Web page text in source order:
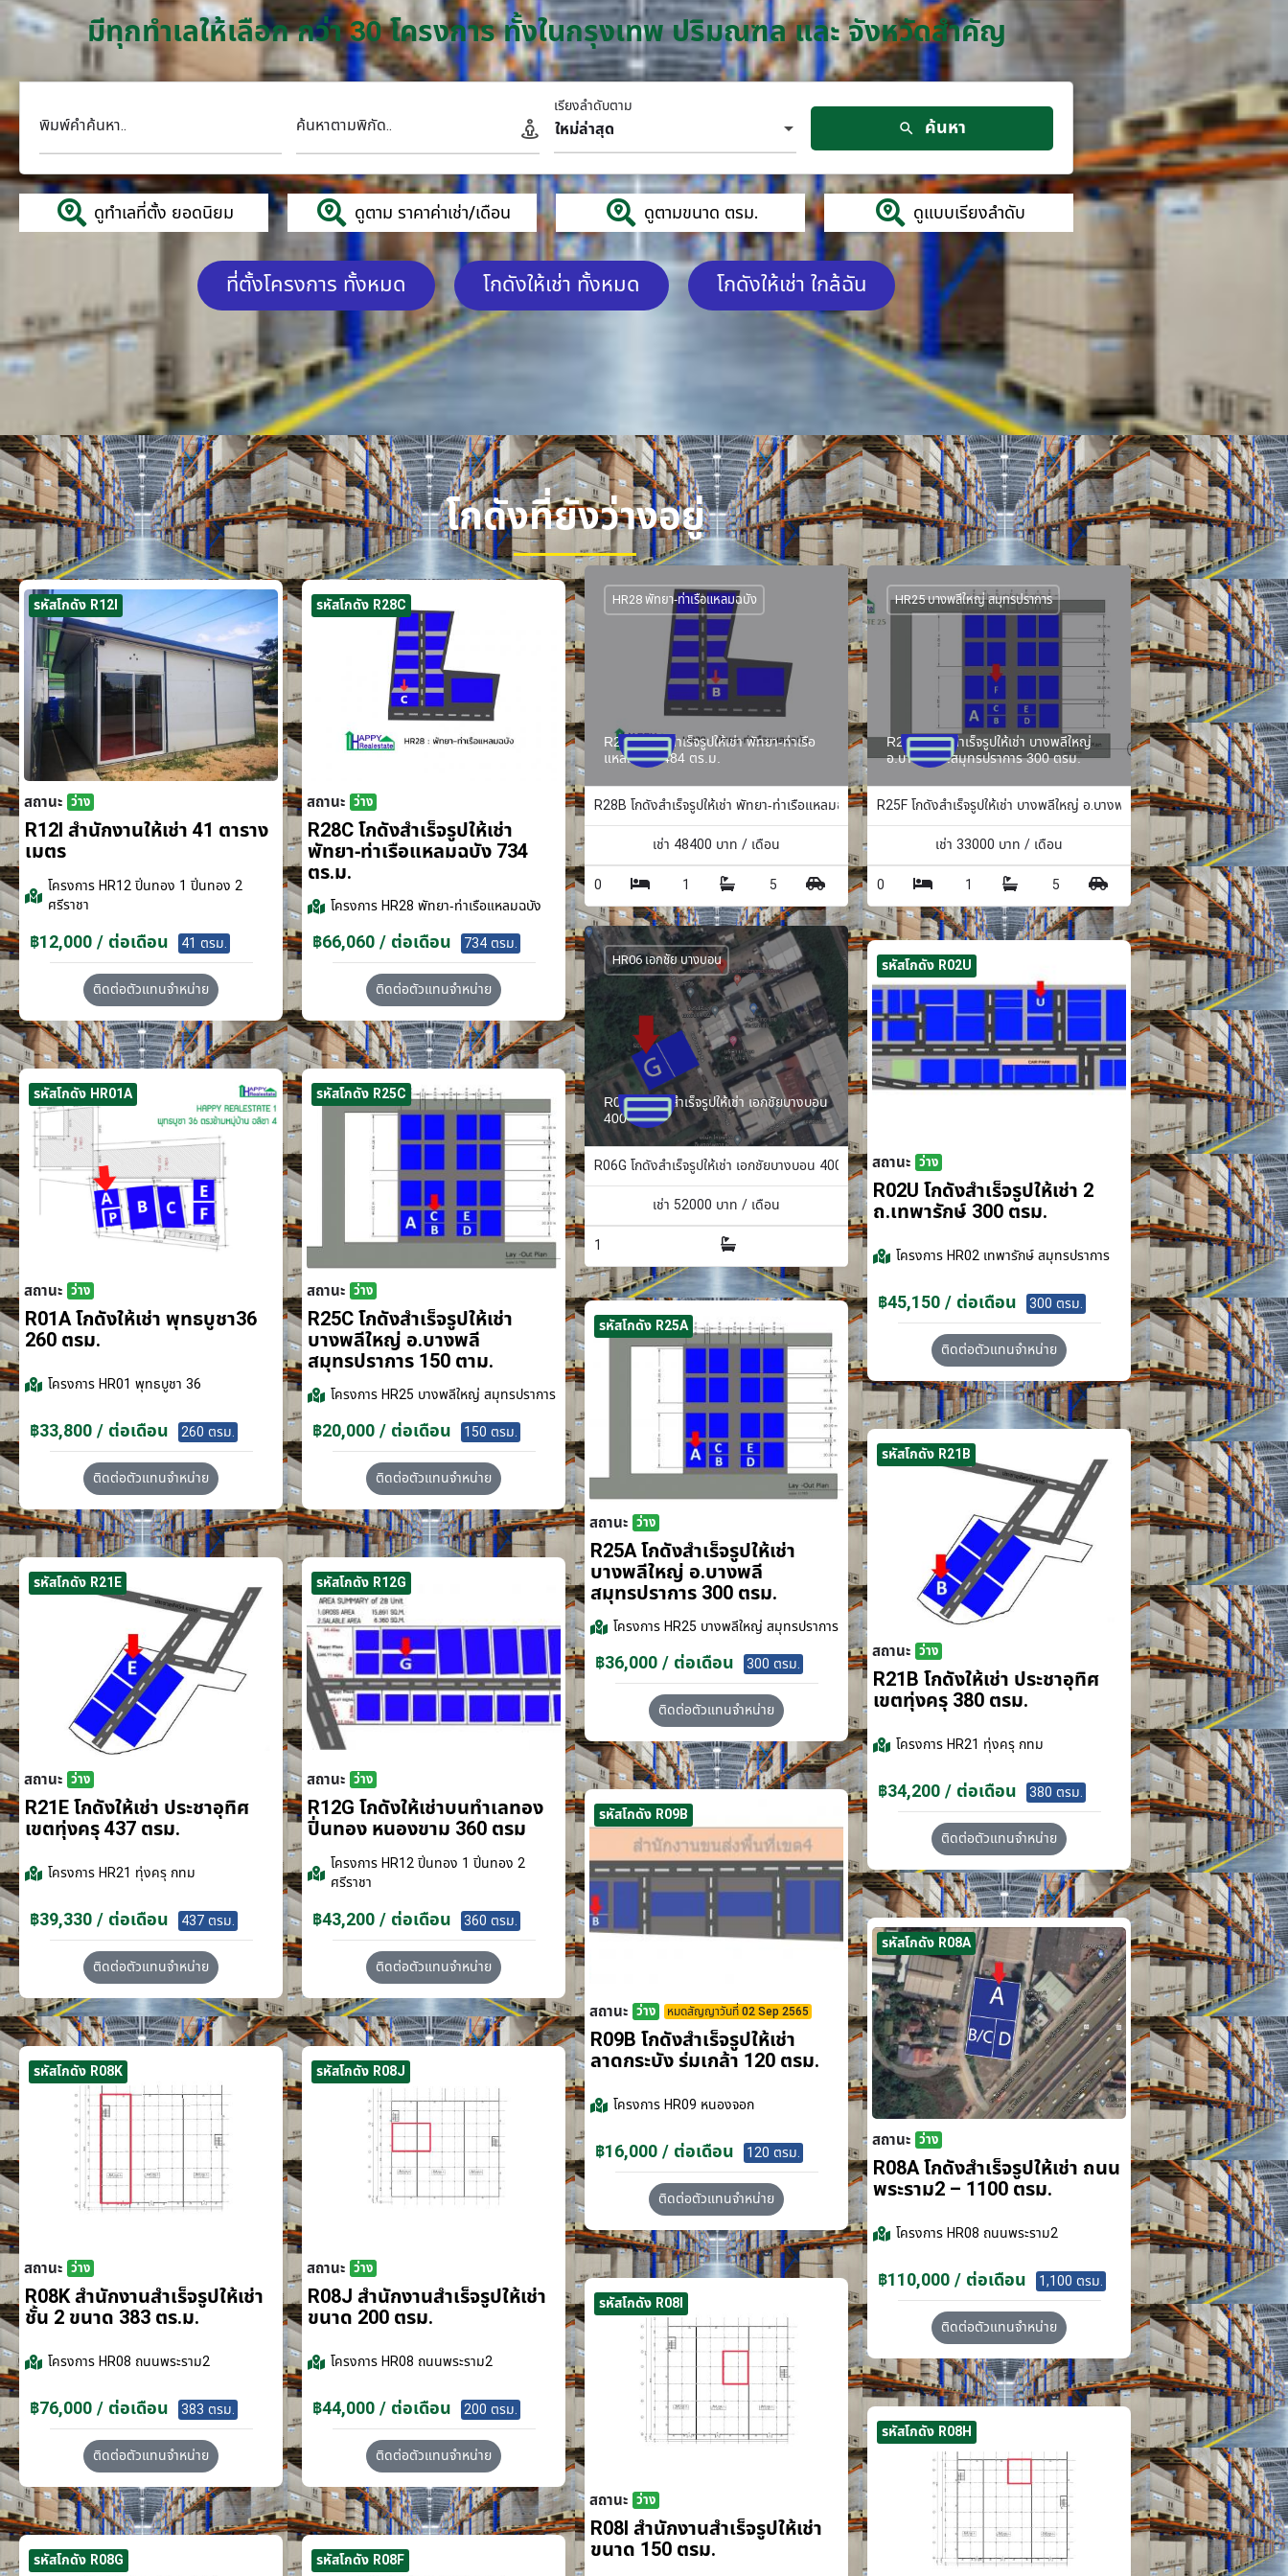
มีทุกทำเลให้เลือก กว่า 30 โครงการ ทั้งในกรุงเทพ ปริมณฑล และ จังหวัดสำคัญ
พิมพ์คำค้นหา.. ค้นหาตามพิกัด.. ใหม่ล่าสุด
เรียงลำดับตาม
ค้นหา
ดูทำเลที่ตั้ง ยอดนิยม ดูตาม ราคาค่าเช่า/เดือน ดูตามขนาด ตรม. ดูแบบเรียงลำดับ
ที่ตั้งโครงการ ทั้งหมด โกดังให้เช่า ทั้งหมด โกดังให้เช่า ใกล้ฉัน
โกดังที่ยังว่างอยู่
รหัสโกดัง R12I
สถานะ ว่าง
R12I สำนักงานให้เช่า 41 ตาราง
เมตร
โครงการHR12 ปิ่นทอง 1 ปิ่นทอง 2
ศรีราชา
฿12,000 / ต่อเดือน 41 ตรม.
ติดต่อตัวแทนจำหน่าย
รหัสโกดัง R28C
สถานะ ว่าง
R28C โกดังสำเร็จรูปให้เช่า
พัทยา-ท่าเรือแหลมฉบัง 734
ตร.ม.
โครงการHR28 พัทยา-ท่าเรือแหลมฉบัง
฿66,060 / ต่อเดือน 734 ตรม.
ติดต่อตัวแทนจำหน่าย
R28B โกดังสำเร็จรูปให้เช่า พัทยา-ท่าเรือ
แหลมฉบัง 484 ตร.ม.
HR28 พัทยา-ท่าเรือแหลมฉบัง
R28B โกดังสำเร็จรูปให้เช่า พัทยา-ท่าเรือแหลมฉบัง 484 ตร.ม.
เช่า 48400 บาท / เดือน
0
1 5
R25F โกดังสำเร็จรูปให้เช่า บางพลีใหญ่
อ.บางพลี จ.สมุทรปราการ 300 ตรม.
HR25 บางพลีใหญ่ สมุทรปราการ
R25F โกดังสำเร็จรูปให้เช่า บางพลีใหญ่ อ.บางพลี จ.สมุทรปราการ 300 ตรม.
เช่า 33000 บาท / เดือน
0
1 5
R06G โกดังสำเร็จรูปให้เช่า เอกชัยบางบอน
400 ตรม.
HR06 เอกชัย บางบอน
R06G โกดังสำเร็จรูปให้เช่า เอกชัยบางบอน 400 ตรม.
เช่า 52000 บาท / เดือน
1
รหัสโกดัง R02U
สถานะ ว่าง
R02U โกดังสำเร็จรูปให้เช่า 2
ถ.เทพารักษ์ 300 ตรม.
โครงการHR02 เทพารักษ์ สมุทรปราการ
฿45,150 / ต่อเดือน 300 ตรม.
ติดต่อตัวแทนจำหน่าย
รหัสโกดัง HR01A
สถานะ ว่าง
R01A โกดังให้เช่า พุทธบูชา36
260 ตรม.
โครงการHR01 พุทธบูชา 36
฿33,800 / ต่อเดือน 260 ตรม.
ติดต่อตัวแทนจำหน่าย
รหัสโกดัง R25C
สถานะ ว่าง
R25C โกดังสำเร็จรูปให้เช่า
บางพลีใหญ่ อ.บางพลี
สมุทรปราการ 150 ตาม.
โครงการHR25 บางพลีใหญ่ สมุทรปราการ
฿20,000 / ต่อเดือน 150 ตรม.
ติดต่อตัวแทนจำหน่าย
รหัสโกดัง R25A
สถานะ ว่าง
R25A โกดังสำเร็จรูปให้เช่า
บางพลีใหญ่ อ.บางพลี
สมุทรปราการ 300 ตรม.
โครงการHR25 บางพลีใหญ่ สมุทรปราการ
฿36,000 / ต่อเดือน 300 ตรม.
ติดต่อตัวแทนจำหน่าย
รหัสโกดัง R21B
สถานะ ว่าง
R21B โกดังให้เช่า ประชาอุทิศ
เขตทุ่งครุ 380 ตรม.
โครงการHR21 ทุ่งครุ กทม
฿34,200 / ต่อเดือน 380 ตรม.
ติดต่อตัวแทนจำหน่าย
รหัสโกดัง R21E
สถานะ ว่าง
R21E โกดังให้เช่า ประชาอุทิศ
เขตทุ่งครุ 437 ตรม.
โครงการHR21 ทุ่งครุ กทม
฿39,330 / ต่อเดือน 437 ตรม.
ติดต่อตัวแทนจำหน่าย
รหัสโกดัง R12G
สถานะ ว่าง
R12G โกดังให้เช่าบนทำเลทอง
ปิ่นทอง หนองขาม 360 ตรม
โครงการHR12 ปิ่นทอง 1 ปิ่นทอง 2
ศรีราชา
฿43,200 / ต่อเดือน 360 ตรม.
ติดต่อตัวแทนจำหน่าย
รหัสโกดัง R09B
สถานะ ว่าง หมดสัญญาวันที่ 02 Sep 2565
R09B โกดังสำเร็จรูปให้เช่า
ลาดกระบัง​ ร่มเกล้า 120 ตรม.
โครงการHR09 หนองจอก
฿16,000 / ต่อเดือน 120 ตรม.
ติดต่อตัวแทนจำหน่าย
รหัสโกดัง R08A
สถานะ ว่าง
R08A โกดังสำเร็จรูปให้เช่า ถนน
พระราม2 – 1100 ตรม.
โครงการHR08 ถนนพระราม2
฿110,000 / ต่อเดือน 1,100 ตรม.
ติดต่อตัวแทนจำหน่าย
รหัสโกดัง R08K
สถานะ ว่าง
R08K สำนักงานสำเร็จรูปให้เช่า
ชั้น 2 ขนาด 383 ตร.ม.
โครงการHR08 ถนนพระราม2
฿76,000 / ต่อเดือน 383 ตรม.
ติดต่อตัวแทนจำหน่าย
รหัสโกดัง R08J
สถานะ ว่าง
R08J สำนักงานสำเร็จรูปให้เช่า
ขนาด 200 ตรม.
โครงการHR08 ถนนพระราม2
฿44,000 / ต่อเดือน 200 ตรม.
ติดต่อตัวแทนจำหน่าย
รหัสโกดัง R08I
สถานะ ว่าง
R08I สำนักงานสำเร็จรูปให้เช่า
ขนาด 150 ตรม.
รหัสโกดัง R08H
รหัสโกดัง R08G รหัสโกดัง R08F